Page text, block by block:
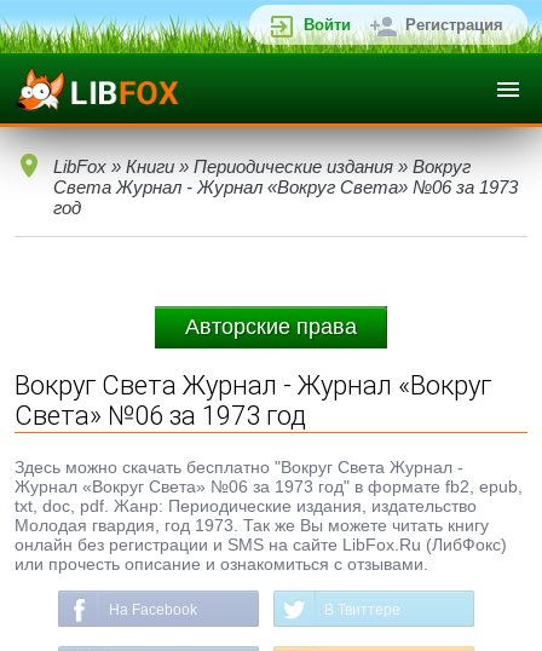
Войти Регистрация
LibFox » Книги » Периодические издания » Вокруг
Света Журнал - Журнал «Вокруг Света» №06 за 1973
год
Авторские права
Вокруг Света Журнал - Журнал «Вокруг
Света» №06 за 1973 год
Здесь можно скачать бесплатно "Вокруг Света Журнал -
Журнал «Вокруг Света» №06 за 1973 год" в формате fb2, epub,
txt, doc, pdf. Жанр: Периодические издания, издательство
Молодая гвардия, год 1973. Так же Вы можете читать книгу
онлайн без регистрации и SMS на сайте LibFox.Ru (ЛибФокс)
или прочесть описание и ознакомиться с отзывами.
На Facebook В Твиттере